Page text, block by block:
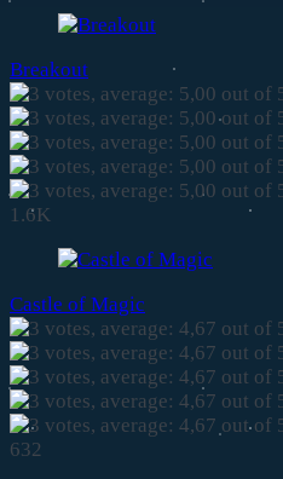
Breakout
1.6K
Castle of Magic
632